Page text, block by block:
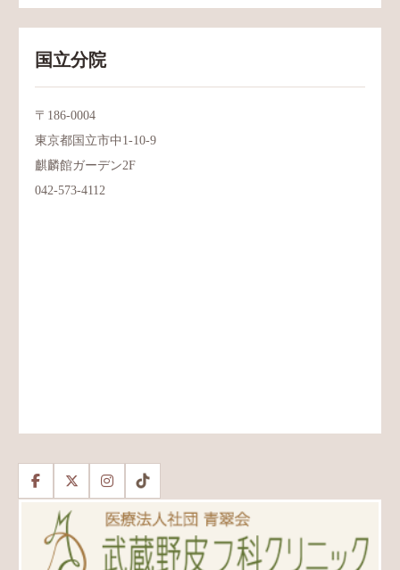
国立分院
〒186-0004
東京都国立市中1-10-9
麒麟館ガーデン2F
042-573-4112